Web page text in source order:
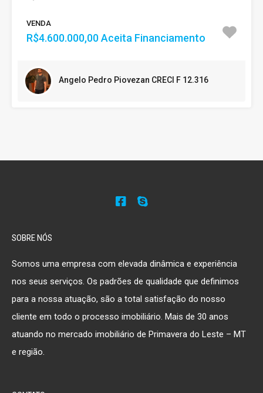
VENDA
R$4.600.000,00 Aceita Financiamento
Angelo Pedro Piovezan CRECI F 12.316
SOBRE NÓS
Somos uma empresa com elevada dinâmica e experiência
nos seus serviços. Os padrões de qualidade que definimos
para a nossa atuação, são a total satisfação do nosso
cliente em todo o processo imobiliário. Mais de 30 anos
atuando no mercado imobiliário de Primavera do Leste – MT
e região.